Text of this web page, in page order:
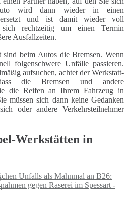
wird dann wieder in einen
und ist damit wieder voll
rechtzeitig um einen Termin
Ausfallzeiten.
sind beim Autos die Bremsen. Wenn
folgenschwere Unfälle passieren.
aufsuchen, achtet der Werkstatt-
die Bremsen und andere
die Reifen an Ihrem Fahrzeug in
müssen sich dann keine Gedanken
oder andere Verkehrsteilnehmer
Werkstätten in
Unfalls als Mahnmal an B26:
gegen Raserei im Spessart -